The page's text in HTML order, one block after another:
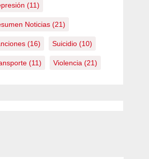
(11)
Noticias(21)
(16) Suicidio(10)
(11) Violencia (21)